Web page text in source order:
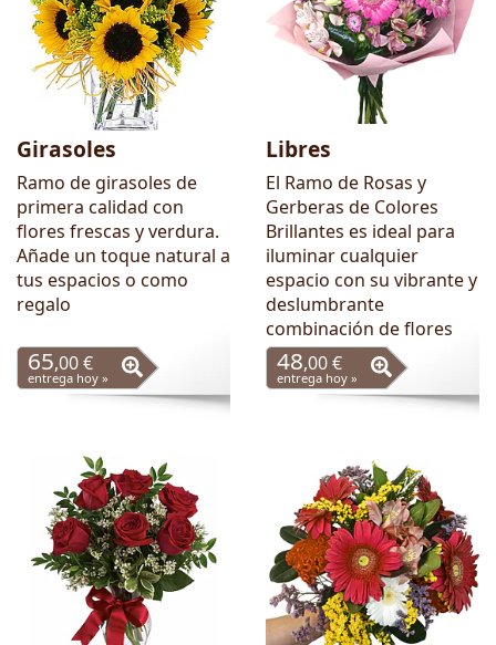
Girasoles
Ramo de girasoles de
primera calidad con
flores frescas y verdura.
Añade un toque natural a
tus espacios o como
regalo
65,00 €
entrega hoy »
Libres
El Ramo de Rosas y
Gerberas de Colores
Brillantes es ideal para
iluminar cualquier
espacio con su vibrante y
deslumbrante
combinación de flores
48,00 €
entrega hoy »